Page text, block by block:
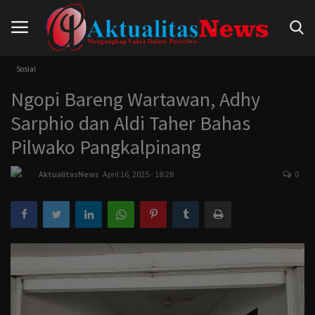
Beranda
Hukum
Nasional
Politik
Peristiwa
Sosial
Ngopi Bareng Wartawan, Adhy
Sarphio dan Aldi Taher Bahas
Pilwako Pangkalpinang
AktualitasNews April 16, 2025 - 18:28 0